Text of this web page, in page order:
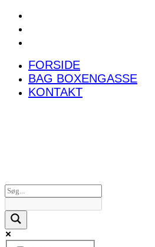
FORSIDE
BAG BOXENGASSE
KONTAKT